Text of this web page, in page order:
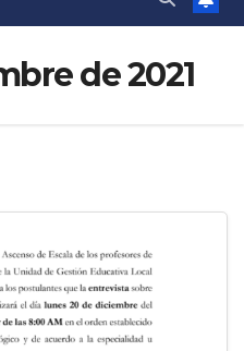
de 2021